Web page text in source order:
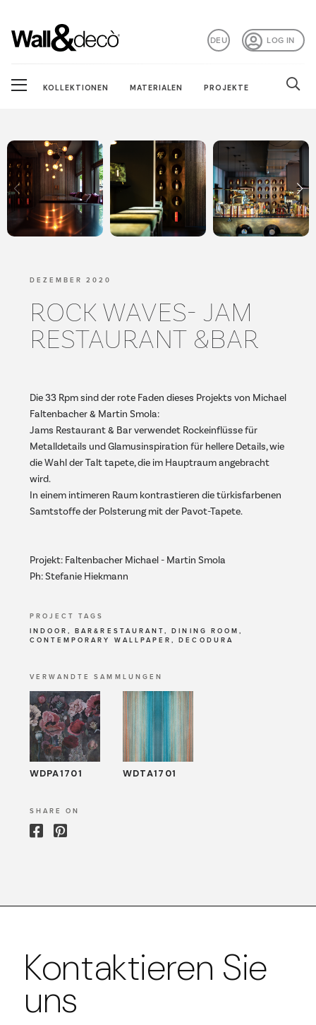
LOG IN
DEU
KOLLEKTIONEN MATERIALEN PROJEKTE
DEZEMBER 2020
ROCK WAVES- JAM
RESTAURANT &BAR
Die 33 Rpm sind der rote Faden dieses Projekts von Michael
Faltenbacher & Martin Smola:
Jams Restaurant & Bar verwendet Rockeinflüsse für
Metalldetails und Glamusinspiration für hellere Details, wie
die Wahl der Talt tapete, die im Hauptraum angebracht
wird.
In einem intimeren Raum kontrastieren die türkisfarbenen
Samtstoffe der Polsterung mit der Pavot-Tapete.
Projekt: Faltenbacher Michael - Martin Smola
Ph: Stefanie Hiekmann
PROJECT TAGS
INDOOR, BAR&RESTAURANT, DINING ROOM,
CONTEMPORARY WALLPAPER, DECODURA
VERWANDTE SAMMLUNGEN
WDPA1701 WDTA1701
SHARE ON
Kontaktieren Sie
uns